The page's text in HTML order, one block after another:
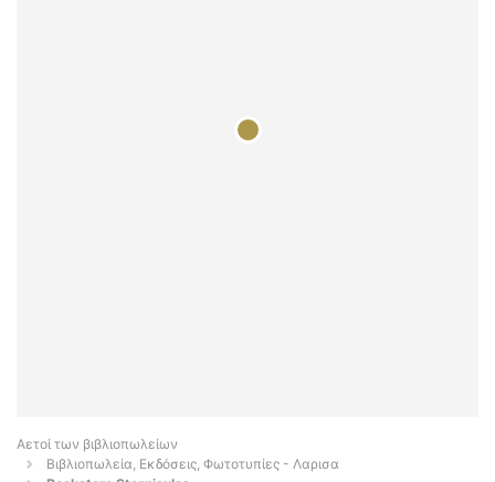
Αετοί των βιβλιοπωλείων
Βιβλιοπωλεία, Εκδόσεις, Φωτοτυπίες - Λαρισα